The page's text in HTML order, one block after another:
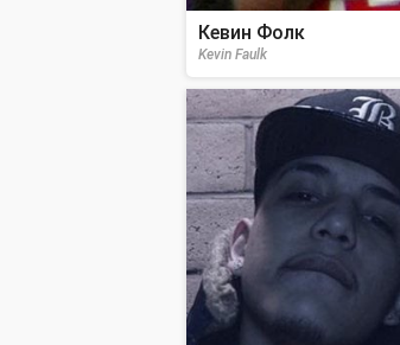
Кевин Фолк
Kevin Faulk